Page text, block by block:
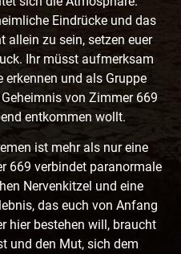
Eindrücke und das
allein zu sein, setzen euer
Ihr müsst aufmerksam
und als Gruppe
von Zimmer 669
entkommen wollt.
ist mehr als nur eine
669 verbindet paranormale
Nervenkitzel und eine
das euch von Anfang
hier bestehen will, braucht
und den Mut, sich dem